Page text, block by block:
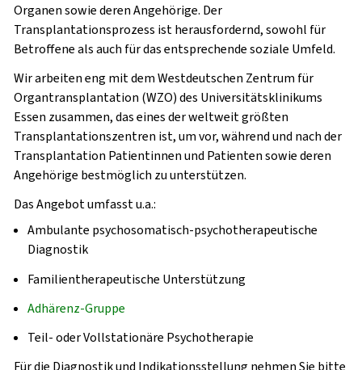
Organen sowie deren Angehörige. Der
Transplantationsprozess ist herausfordernd, sowohl für
Betroffene als auch für das entsprechende soziale Umfeld.
Wir arbeiten eng mit dem Westdeutschen Zentrum für
Organtransplantation (WZO) des Universitätsklinikums
Essen zusammen, das eines der weltweit größten
Transplantationszentren ist, um vor, während und nach der
Transplantation Patientinnen und Patienten sowie deren
Angehörige bestmöglich zu unterstützen.
Das Angebot umfasst u.a.:
Ambulante psychosomatisch-psychotherapeutische
Diagnostik
Familientherapeutische Unterstützung
Adhärenz-Gruppe
Teil- oder Vollstationäre Psychotherapie